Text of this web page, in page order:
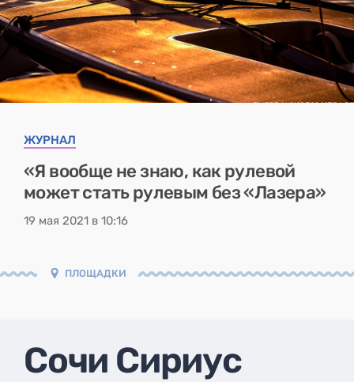
ЖУРНАЛ
«Я вообще не знаю, как рулевой
может стать рулевым без «Лазера»
19 мая 2021 в 10:16
ПЛОЩАДКИ
Сочи Сириус